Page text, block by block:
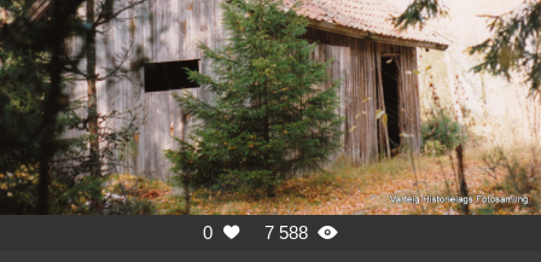
0  7 588 